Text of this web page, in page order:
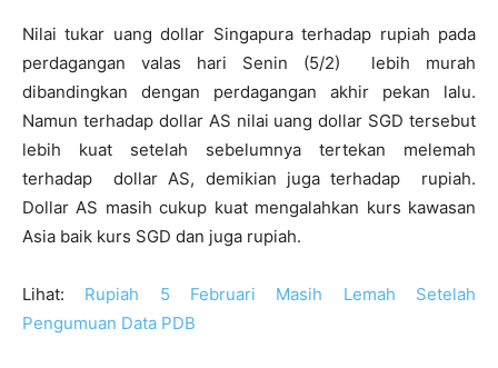
Nilai tukar uang dollar Singapura terhadap rupiah pada
perdagangan valas hari Senin (5/2) lebih murah
dibandingkan dengan perdagangan akhir pekan lalu.
Namun terhadap dollar AS nilai uang dollar SGD tersebut
lebih kuat setelah sebelumnya tertekan melemah
terhadap dollar AS, demikian juga terhadap rupiah.
Dollar AS masih cukup kuat mengalahkan kurs kawasan
Asia baik kurs SGD dan juga rupiah.
Lihat: Rupiah 5 Februari Masih Lemah Setelah
Pengumuan Data PDB